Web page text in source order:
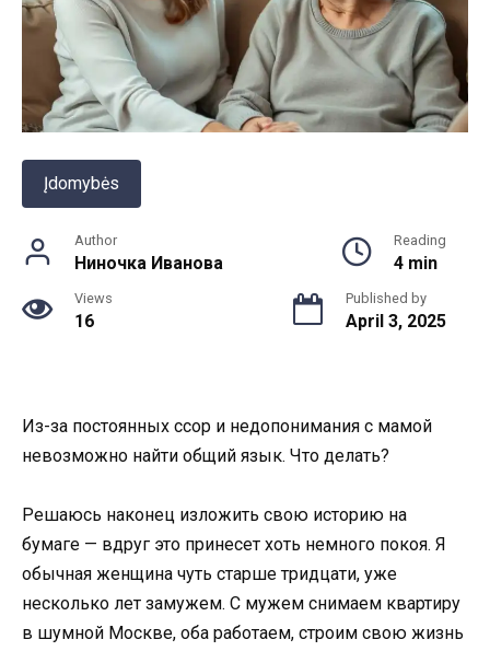
Įdomybės
Author
Ниночка Иванова
Reading
4 min
Views
16
Published by
April 3, 2025
Из-за постоянных ссор и недопонимания с мамой
невозможно найти общий язык. Что делать?
Решаюсь наконец изложить свою историю на
бумаге — вдруг это принесет хоть немного покоя. Я
обычная женщина чуть старше тридцати, уже
несколько лет замужем. С мужем снимаем квартиру
в шумной Москве, оба работаем, строим свою жизнь